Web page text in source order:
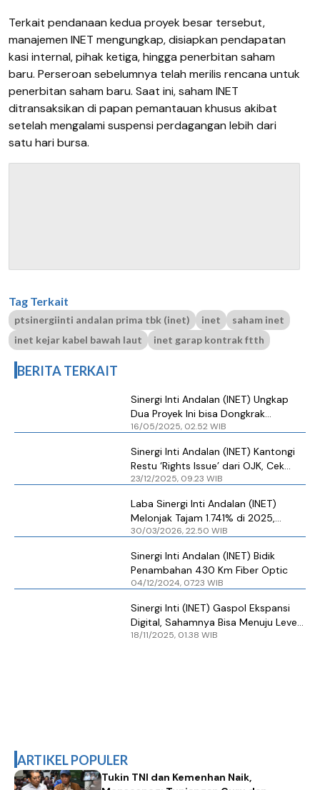
Terkait pendanaan kedua proyek besar tersebut,
manajemen INET mengungkap, disiapkan pendapatan
kasi internal, pihak ketiga, hingga penerbitan saham
baru. Perseroan sebelumnya telah merilis rencana untuk
penerbitan saham baru. Saat ini, saham INET
ditransaksikan di papan pemantauan khusus akibat
setelah mengalami suspensi perdagangan lebih dari
satu hari bursa.
Tag Terkait
ptsinergiinti andalan prima tbk (inet) inet
saham inet
inet kejar kabel bawah laut
inet garap kontrak ftth
BERITA TERKAIT
Sinergi Inti Andalan (INET) Ungkap
Dua Proyek Ini bisa Dongkrak
16/05/2025, 02.52 WIB
Sinergi Inti Andalan (INET) Kantongi
Restu ‘Rights Issue’ dari OJK, Cek
Jadwal Pelaksanaannya
23/12/2025, 09.23 WIB
Laba Sinergi Inti Andalan (INET)
Melonjak Tajam 1.741% di 2025,
Nilainya Segini
30/03/2026, 22.50 WIB
Sinergi Inti Andalan (INET) Bidik
Penambahan 430 Km Fiber Optic
04/12/2024, 07.23 WIB
Sinergi Inti (INET) Gaspol Ekspansi
Digital, Sahamnya Bisa Menuju Level
Ini
18/11/2025, 01.38 WIB
ARTIKEL POPULER
Tukin TNI dan Kemenhan Naik,